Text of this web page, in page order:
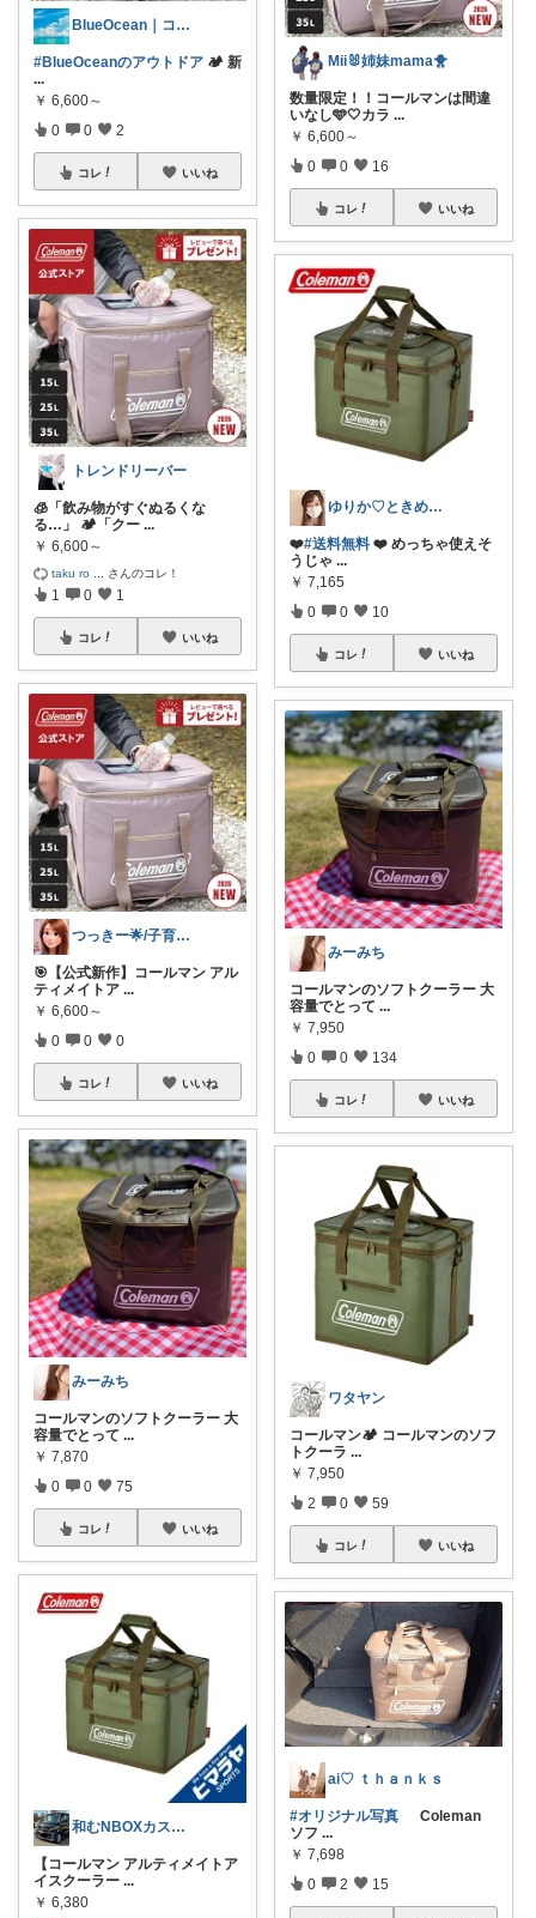
BlueOcean｜コレクション190⤴
#BlueOceanのアウトドア 🏕️ 新
...
￥ 6,600～
0 0 2
コレ いいね
トレンドリーバー
🧊「飲み物がすぐぬるくな
る…」 🏕️「クー ...
￥ 6,600～
taku ro さんのコレ！
1 0 1
コレ いいね
つっきー🌟/子育て.ベビー.キッズ🉐
🎯【公式新作】コールマン アル
ティメイトア ...
￥ 6,600～
0 0 0
コレ いいね
みーみち
コールマンのソフトクーラー 大
容量でとって ...
￥ 7,870
0 0 75
コレ いいね
和むNBOXカスタム👍上限中🙇
【コールマン アルティメイトア
イスクーラー ...
￥ 6,380
Mii🐰姉妹mama🐥
数量限定！！コールマンは間違
いなし🩵🤍カラ ...
￥ 6,600～
0 0 16
コレ いいね
ゆりか♡ときめく暮らしと服✨️
❤️#送料無料 ❤️ めっちゃ使えそ
うじゃ ...
￥ 7,165
0 0 10
コレ いいね
みーみち
コールマンのソフトクーラー 大
容量でとって ...
￥ 7,950
0 0 134
コレ いいね
ワタヤン
コールマン🏕️ コールマンのソフ
トクーラ ...
￥ 7,950
2 0 59
コレ いいね
ai♡ ｔｈａｎｋｓ
#オリジナル写真 Coleman
ソフ ...
￥ 7,698
0 2 15